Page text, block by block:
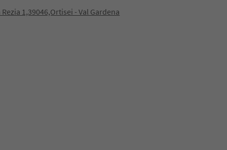
1,39046,Ortisei - Val Gardena